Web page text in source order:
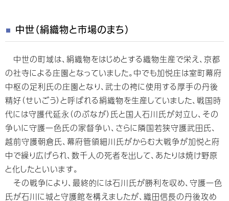
中世（絹織物と市場のまち）
中世の町域は、絹織物をはじめとする織物生産で栄え、京都
の社寺による庄園となっていました。中でも加悦庄は室町幕府
中枢の足利氏の庄園となり、武士の袴に使用する厚手の丹後
精好（せいごう）と呼ばれる絹織物を生産していました、戦国時
代には守護代延永（のぶなが）氏と国人石川氏が対立し、その
争いに守護一色氏の家督争い、さらに隣国若狭守護武田氏、
越前守護朝倉氏、幕府管領細川氏がからむ大戦争が加悦と府
中で繰り広げられ、数千人の死者を出して、あたりは焼け野原
と化したといいます。
その戦争により、最終的には石川氏が勝利を収め、守護一色
氏が石川に城と守護館を構えましたが、織田信長の丹後攻め